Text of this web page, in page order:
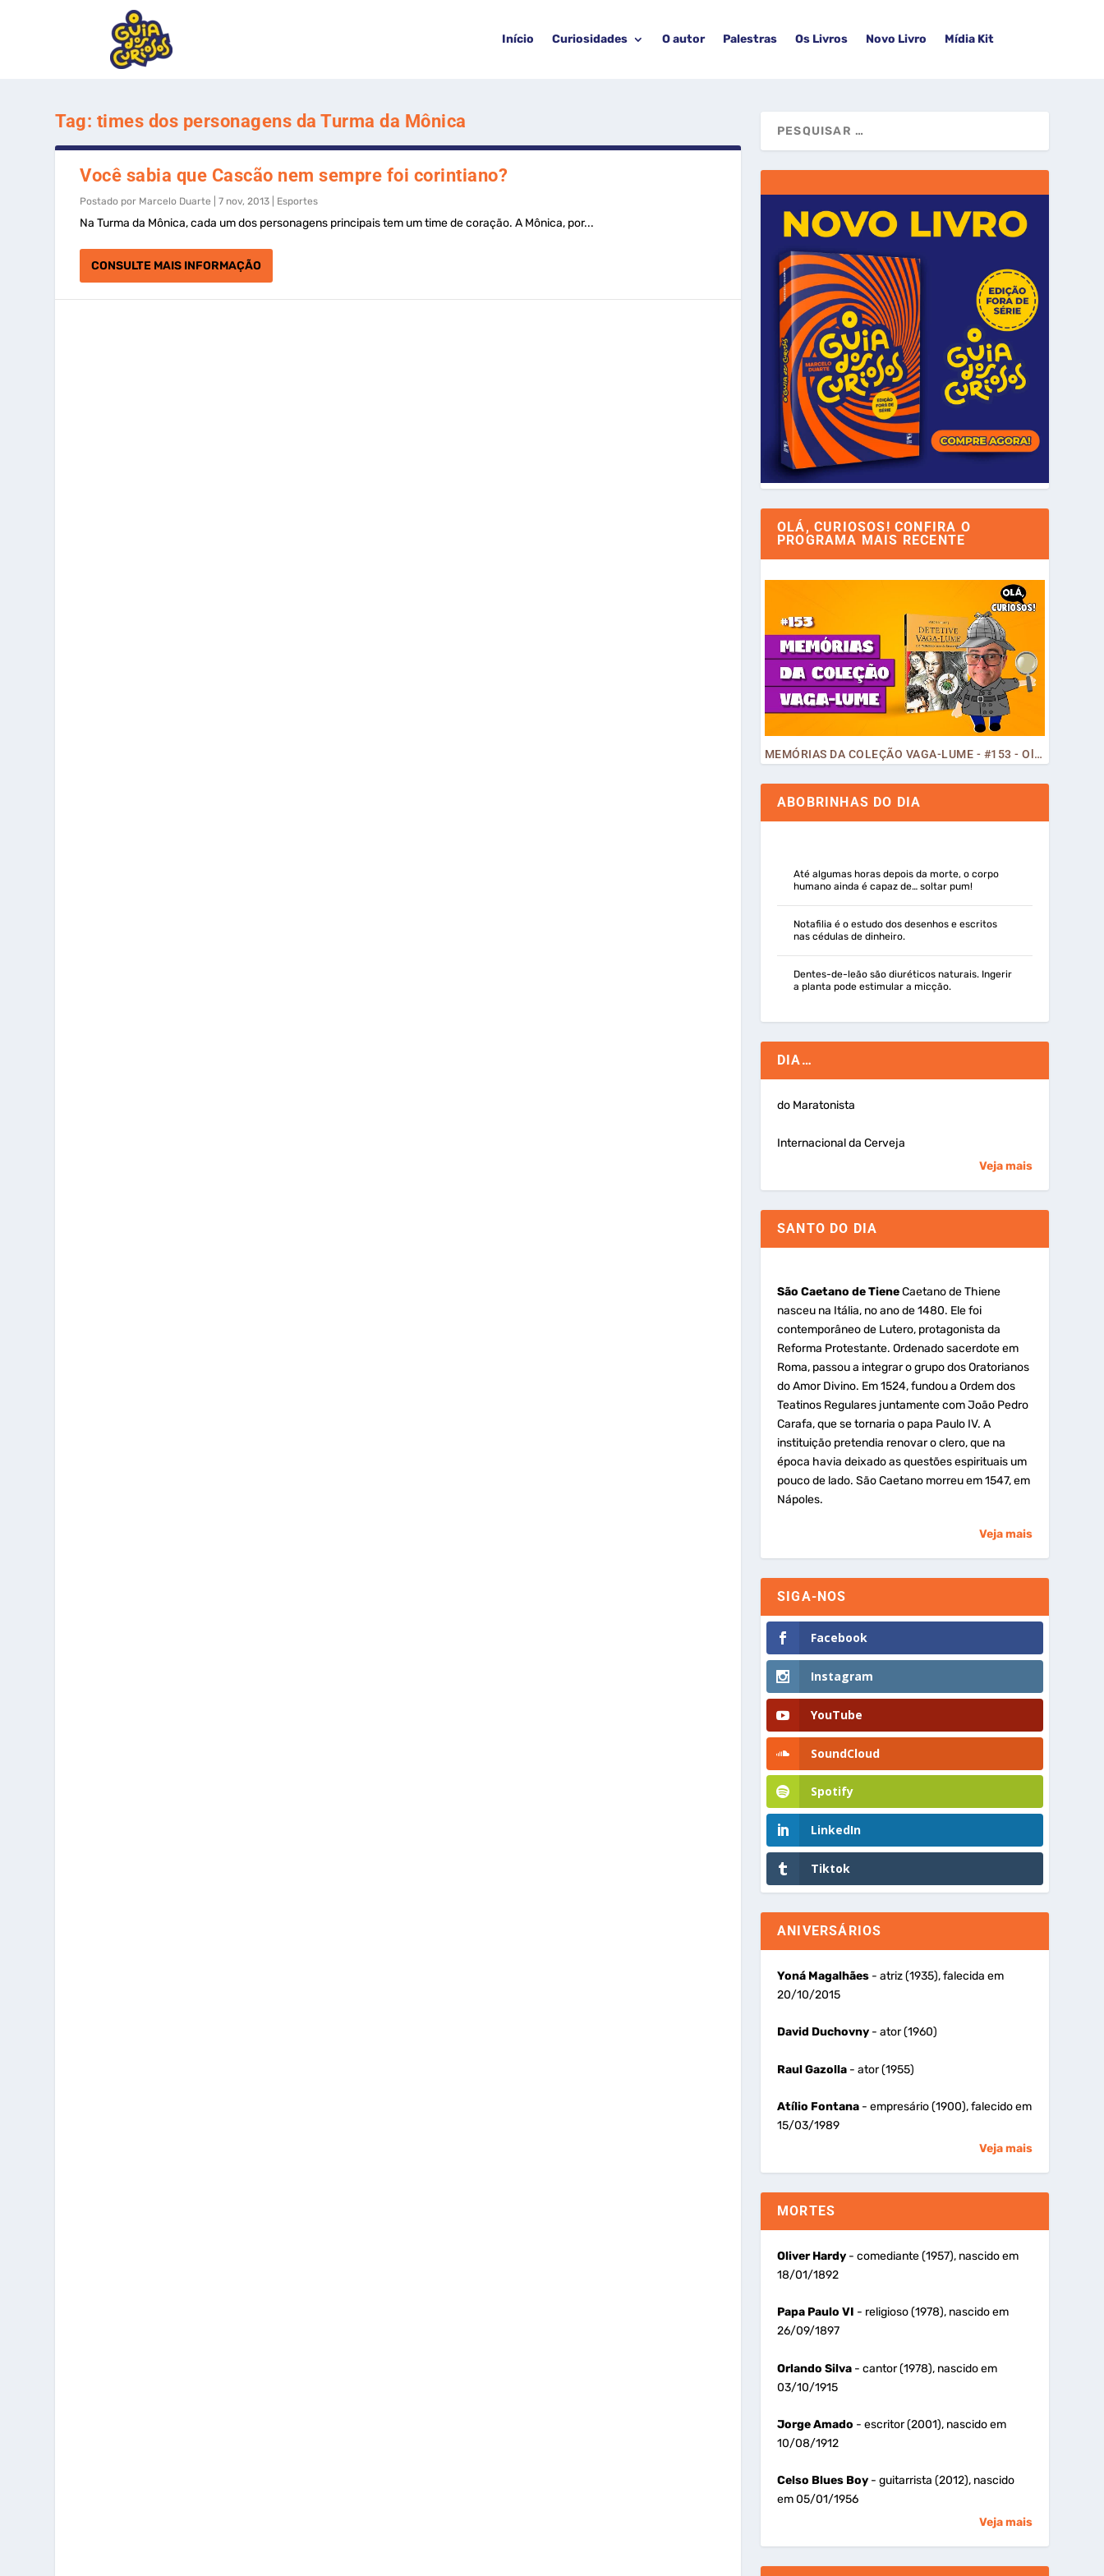
Início Curiosidades O autor Palestras Os Livros Novo Livro Mídia Kit
Tag: times dos personagens da Turma da Mônica
Você sabia que Cascão nem sempre foi corintiano?
Postado por Marcelo Duarte |7 nov, 2013 Esportes
Na Turma da Mônica, cada um dos personagens principais tem um time de coração. A Mônica, por...
CONSULTE MAIS INFORMAÇÃO
OLÁ, CURIOSOS! CONFIRA O
PROGRAMA MAIS RECENTE
MEMÓRIAS DA COLEÇÃO VAGA-LUME - #153 - Olá, Curiosos! 2023
ABOBRINHAS DO DIA
Até algumas horas depois da morte, o corpo
humano ainda é capaz de… soltar pum!
Notafilia é o estudo dos desenhos e escritos
nas cédulas de dinheiro.
Dentes-de-leão são diuréticos naturais. Ingerir
a planta pode estimular a micção.
DIA…
do Maratonista
Internacional da Cerveja
Veja mais
SANTO DO DIA
São Caetano de TieneCaetano de Thiene
nasceu na Itália, no ano de 1480. Ele foi
contemporâneo de Lutero, protagonista da
Reforma Protestante. Ordenado sacerdote em
Roma, passou a integrar o grupo dos Oratorianos
do Amor Divino. Em 1524, fundou a Ordem dos
Teatinos Regulares juntamente com João Pedro
Carafa, que se tornaria o papa Paulo IV. A
instituição pretendia renovar o clero, que na
época havia deixado as questões espirituais um
pouco de lado. São Caetano morreu em 1547, em
Nápoles.
Veja mais
SIGA-NOS
Facebook
Instagram
YouTube
SoundCloud
Spotify
LinkedIn
Tiktok
ANIVERSÁRIOS
Yoná Magalhães- atriz (1935), falecida em
20/10/2015
David Duchovny- ator (1960)
Raul Gazolla- ator (1955)
Atílio Fontana- empresário (1900), falecido em
15/03/1989
Veja mais
MORTES
Oliver Hardy- comediante (1957), nascido em
18/01/1892
Papa Paulo VI - religioso (1978), nascido em
26/09/1897
Orlando Silva- cantor (1978), nascido em
03/10/1915
Jorge Amado - escritor (2001), nascido em
10/08/1912
Celso Blues Boy- guitarrista (2012), nascido
em 05/01/1956
Veja mais